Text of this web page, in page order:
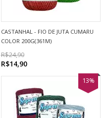
CASTANHAL - FIO DE JUTA CUMARU
COLOR 200G(361M)
R$24,90
R$14,90
13%